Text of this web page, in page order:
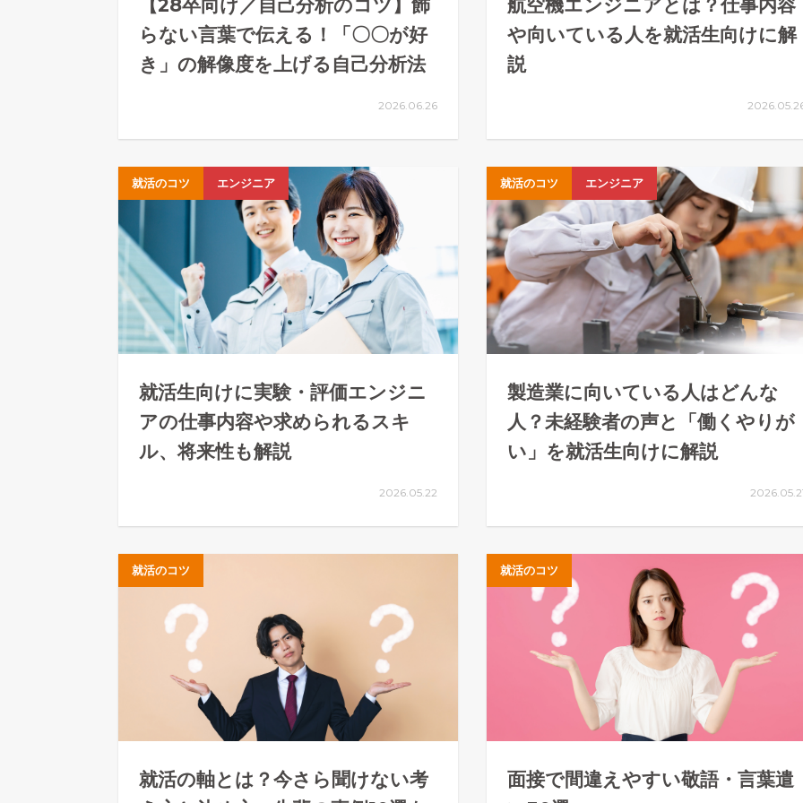
【28卒向け／自己分析のコツ】飾
らない言葉で伝える！「〇〇が好
き」の解像度を上げる自己分析法
2026.06.26
航空機エンジニアとは？仕事内容
や向いている人を就活生向けに解
説
就活のコツ エンジニア
就活生向けに実験・評価エンジニ
アの仕事内容や求められるスキ
ル、将来性も解説
2026.05.22
就活のコツ エンジニア
製造業に向いている人はどんな
人？未経験者の声と「働くやりが
い」を就活生向けに解説
就活のコツ
就活の軸とは？今さら聞けない考
就活のコツ
面接で間違えやすい敬語・言葉遣